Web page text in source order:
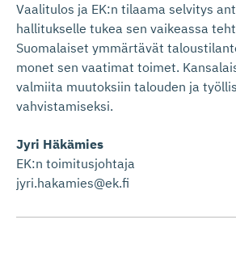
Vaalitulos ja EK:n tilaama selvitys
hallitukselle tukea sen vaikeassa
Suomalaiset ymmärtävät
monet sen vaatimat toimet.
valmiita muutoksiin talouden ja
vahvistamiseksi.
Jyri Häkämies
EK:n toimitusjohtaja
jyri.hakamies@ek.fi